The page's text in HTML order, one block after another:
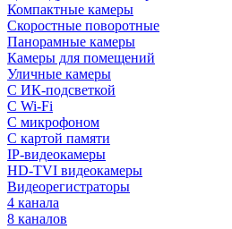
Компактные камеры
Скоростные поворотные
Панорамные камеры
Камеры для помещений
Уличные камеры
С ИК-подсветкой
С Wi-Fi
С микрофоном
С картой памяти
IP-видеокамеры
HD-TVI видеокамеры
Видеорегистраторы
4 канала
8 каналов